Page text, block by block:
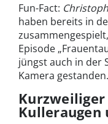
Fun-Fact:
haben bereits in
Episode
jüngst auch in der
Kamera gestanden.
Kulleraugen